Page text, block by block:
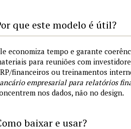
que este modelo é útil?
economiza tempo e garante
para reuniões com
financeiros ou treinamentos
empresarial para relatórios
nos dados, não no design.
baixar e usar?